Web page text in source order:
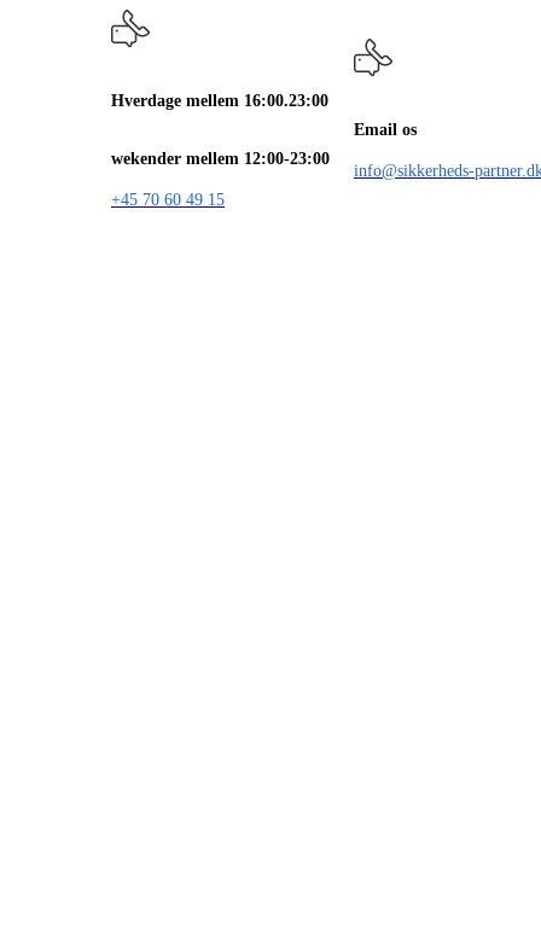
Hverdage mellem 16:00.23:00
wekender mellem 12:00-23:00
+45 70 60 49 15
Email os
info@sikkerheds-